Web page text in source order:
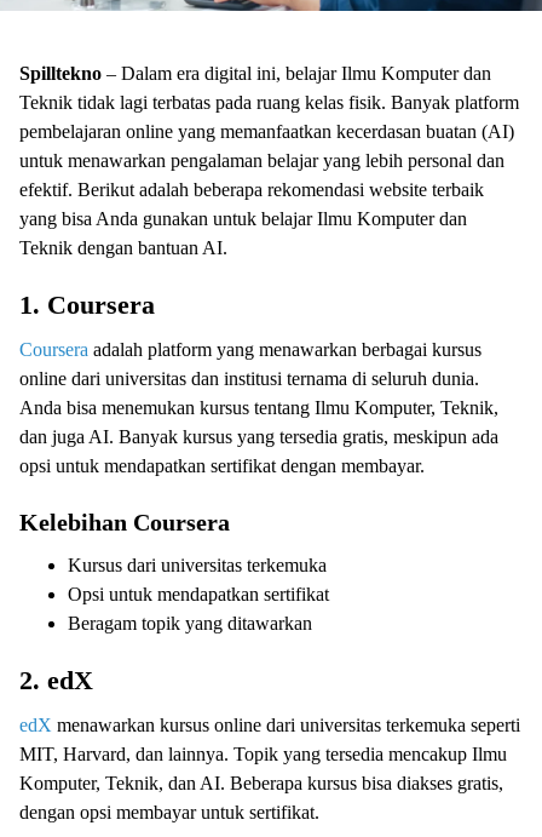
Spilltekno – Dalam era digital ini, belajar Ilmu Komputer dan
Teknik tidak lagi terbatas pada ruang kelas fisik. Banyak platform
pembelajaran online yang memanfaatkan kecerdasan buatan (AI)
untuk menawarkan pengalaman belajar yang lebih personal dan
efektif. Berikut adalah beberapa rekomendasi website terbaik
yang bisa Anda gunakan untuk belajar Ilmu Komputer dan
Teknik dengan bantuan AI.
1. Coursera
Coursera adalah platform yang menawarkan berbagai kursus
online dari universitas dan institusi ternama di seluruh dunia.
Anda bisa menemukan kursus tentang Ilmu Komputer, Teknik,
dan juga AI. Banyak kursus yang tersedia gratis, meskipun ada
opsi untuk mendapatkan sertifikat dengan membayar.
Kelebihan Coursera
Kursus dari universitas terkemuka
Opsi untuk mendapatkan sertifikat
Beragam topik yang ditawarkan
2. edX
edX menawarkan kursus online dari universitas terkemuka seperti
MIT, Harvard, dan lainnya. Topik yang tersedia mencakup Ilmu
Komputer, Teknik, dan AI. Beberapa kursus bisa diakses gratis,
dengan opsi membayar untuk sertifikat.